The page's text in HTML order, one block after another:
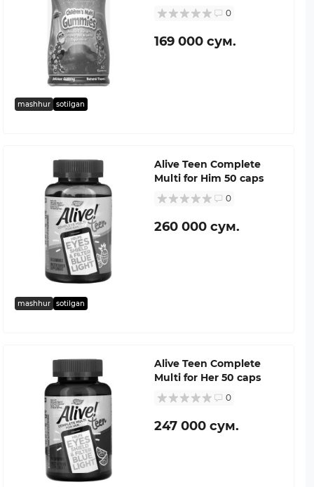
mashhur sotilgan
0
169 000 сум.
mashhur sotilgan
Alive Teen Complete
Multi for Him 50 caps
0
260 000 сум.
Alive Teen Complete
Multi for Her 50 caps
0
247 000 сум.